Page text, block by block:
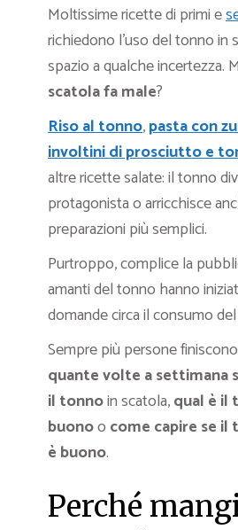
Moltissime ricette di primi e
richiedono l’uso del tonno in
spazio a qualche incertezza.
scatola fa male?
Riso al tonno,pasta con
involtini di prosciutto e
altre ricette salate: il tonno
protagonista o arricchisce
preparazioni più semplici.
Purtroppo, complice la
amanti del tonno hanno
domande circa il consumo
Sempre più persone
quante volte a settimana
il tonnoin scatola,qual è il
buonoo come capire se
è buono.
Perché